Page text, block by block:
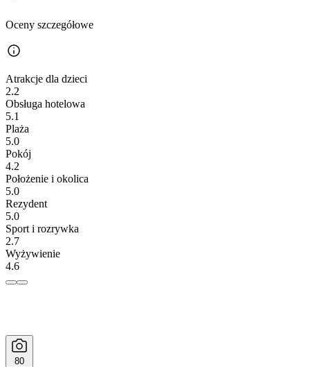
Oceny szczegółowe
Atrakcje dla dzieci
2.2
Obsługa hotelowa
5.1
Plaża
5.0
Pokój
4.2
Położenie i okolica
5.0
Rezydent
5.0
Sport i rozrywka
2.7
Wyżywienie
4.6
80